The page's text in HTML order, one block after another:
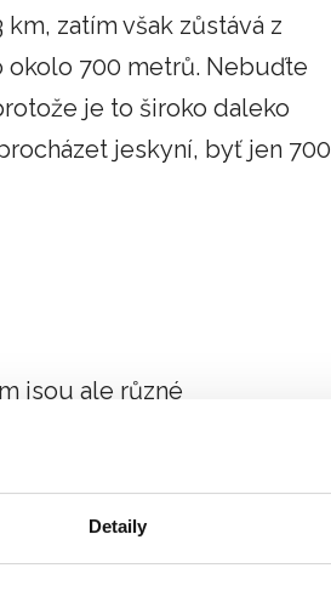
Detaily
zatím však zůstává z
okolo 700 metrů. Nebuďte
je to široko daleko
jeskyní, byť jen 700
jsou ale různé